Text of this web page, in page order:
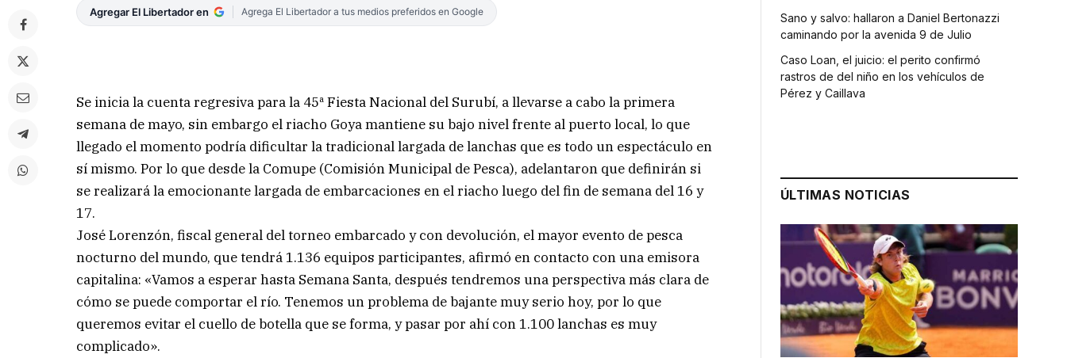
Agregar El Libertador en Agrega El Libertador a tus medios preferidos en Google
Se inicia la cuenta regresiva para la 45ª Fiesta Nacional del Surubí, a llevarse a cabo la primera
semana de mayo, sin embargo el riacho Goya mantiene su bajo nivel frente al puerto local, lo que
llegado el momento podría dificultar la tradicional largada de lanchas que es todo un espectáculo en
sí mismo. Por lo que desde la Comupe (Comisión Municipal de Pesca), adelantaron que definirán si
se realizará la emocionante largada de embarcaciones en el riacho luego del fin de semana del 16 y
17.
José Lorenzón, fiscal general del torneo embarcado y con devolución, el mayor evento de pesca
nocturno del mundo, que tendrá 1.136 equipos participantes, afirmó en contacto con una emisora
capitalina: «Vamos a esperar hasta Semana Santa, después tendremos una perspectiva más clara de
cómo se puede comportar el río. Tenemos un problema de bajante muy serio hoy, por lo que
queremos evitar el cuello de botella que se forma, y pasar por ahí con 1.100 lanchas es muy
complicado».
Sano y salvo: hallaron a Daniel Bertonazzi
caminando por la avenida 9 de Julio
Caso Loan, el juicio: el perito confirmó
rastros de del niño en los vehículos de
Pérez y Caillava
ÚLTIMAS NOTICIAS